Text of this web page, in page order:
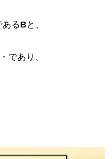
るBと、
であり、